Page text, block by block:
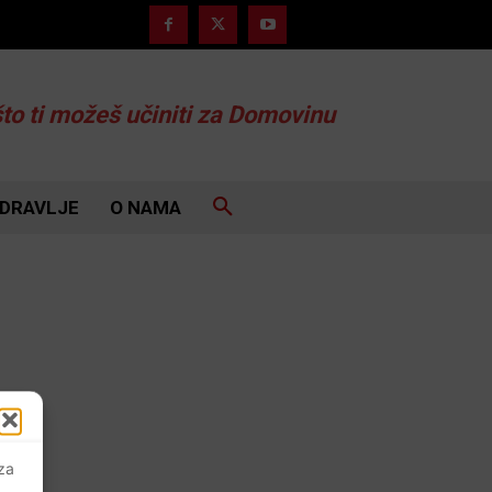
ti možeš učiniti za Domovinu
O NAMA